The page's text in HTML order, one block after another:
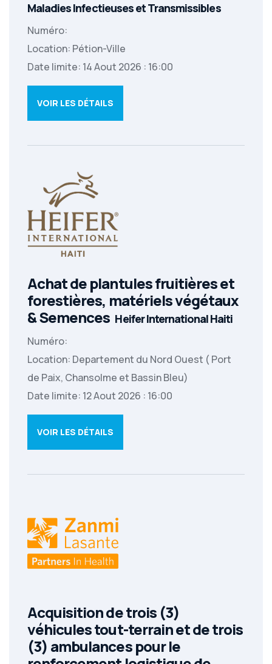
Maladies Infectieuses et Transmissibles
Numéro:
Location: Pétion-Ville
Date limite: 14 Aout 2026 : 16:00
VOIR LES DÉTAILS
Achat de plantules fruitières et
forestières, matériels végétaux
& Semences Heifer International Haiti
Numéro:
Location: Departement du Nord Ouest ( Port
de Paix, Chansolme et Bassin Bleu)
Date limite: 12 Aout 2026 : 16:00
VOIR LES DÉTAILS
Acquisition de trois (3)
véhicules tout-terrain et de trois
(3) ambulances pour le